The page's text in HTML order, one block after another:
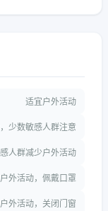
适宜户外活动
少数敏感人群注意
人群减少户外活动
外活动，佩戴口罩
外活动，关闭门窗